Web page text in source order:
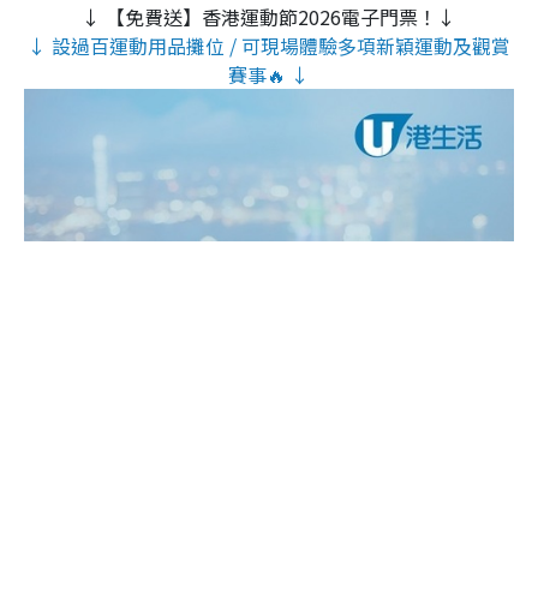
↓ 【免費送】香港運動節2026電子門票！↓
↓ 設過百運動用品攤位 / 可現場體驗多項新穎運動及觀賞
賽事🔥 ↓